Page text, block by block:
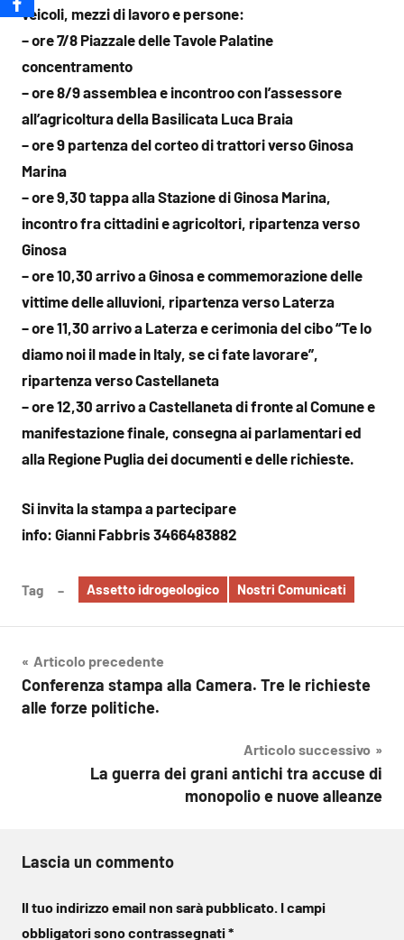
veicoli, mezzi di lavoro e persone:
– ore 7/8 Piazzale delle Tavole Palatine
concentramento
– ore 8/9 assemblea e incontroo con l’assessore
all’agricoltura della Basilicata Luca Braia
– ore 9 partenza del corteo di trattori verso Ginosa
Marina
– ore 9,30 tappa alla Stazione di Ginosa Marina,
incontro fra cittadini e agricoltori, ripartenza verso
Ginosa
– ore 10,30 arrivo a Ginosa e commemorazione delle
vittime delle alluvioni, ripartenza verso Laterza
– ore 11,30 arrivo a Laterza e cerimonia del cibo “Te lo
diamo noi il made in Italy, se ci fate lavorare”,
ripartenza verso Castellaneta
– ore 12,30 arrivo a Castellaneta di fronte al Comune e
manifestazione finale, consegna ai parlamentari ed
alla Regione Puglia dei documenti e delle richieste.
Si invita la stampa a partecipare
info: Gianni Fabbris 3466483882
Tag Assetto idrogeologico Nostri Comunicati
Navigazione
articoli
Articolo precedente
Conferenza stampa alla Camera. Tre le richieste
alle forze politiche.
Articolo successivo
La guerra dei grani antichi tra accuse di
monopolio e nuove alleanze
Lascia un commento
Il tuo indirizzo email non sarà pubblicato. I campi
obbligatori sono contrassegnati*